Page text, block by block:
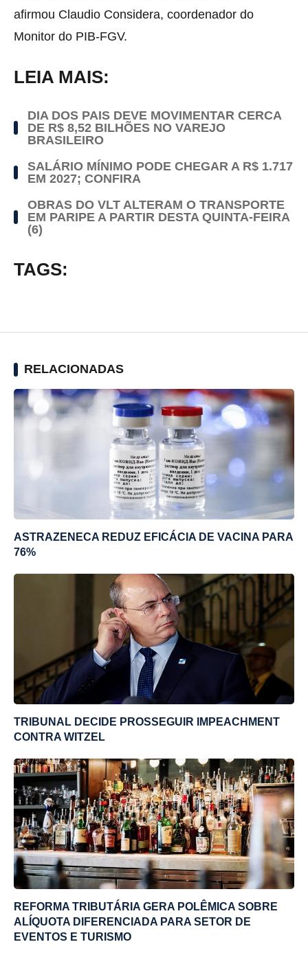
afirmou Claudio Considera, coordenador do
Monitor do PIB-FGV.
LEIA MAIS:
DIA DOS PAIS DEVE MOVIMENTAR CERCA
DE R$ 8,52 BILHÕES NO VAREJO
BRASILEIRO
SALÁRIO MÍNIMO PODE CHEGAR A R$ 1.717
EM 2027; CONFIRA
OBRAS DO VLT ALTERAM O TRANSPORTE
EM PARIPE A PARTIR DESTA QUINTA-FEIRA
(6)
TAGS:
RELACIONADAS
ASTRAZENECA REDUZ EFICÁCIA DE VACINA PARA
76%
TRIBUNAL DECIDE PROSSEGUIR IMPEACHMENT
CONTRA WITZEL
REFORMA TRIBUTÁRIA GERA POLÊMICA SOBRE
ALÍQUOTA DIFERENCIADA PARA SETOR DE
EVENTOS E TURISMO